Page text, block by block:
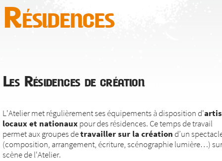
Résidences
Les Résidences de création
L'Atelier met régulièrement ses équipements à disposition d'
locaux et nationaux pour des résidences. Ce temps de travail
permet aux groupes detravailler sur la création d’un
(composition, arrangement, écriture, scénographie lumière…)
scène de l'Atelier.